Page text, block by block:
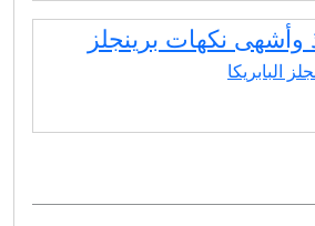
وأشهى نكهات برينجلز
البابريكا